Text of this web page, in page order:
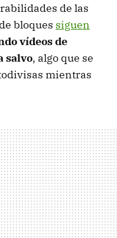
de las
bloques siguen
vídeos de
salvo, algo que se
mientras